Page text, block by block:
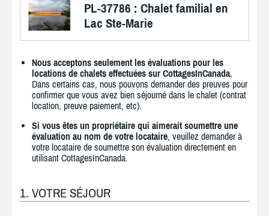
PL-37786 : Chalet familial en
Lac Ste-Marie
Nous acceptons seulement les évaluations pour les
locations de chalets effectuées sur CottagesInCanada.
Dans certains cas, nous pouvons demander des preuves pour
confirmer que vous avez bien séjourné dans le chalet (contrat
location, preuve paiement, etc).
Si vous êtes un propriétaire qui aimerait soumettre une
évaluation au nom de votre locataire, veuillez demander à
votre locataire de soumettre son évaluation directement en
utilisant CottagesInCanada.
1. VOTRE SÉJOUR